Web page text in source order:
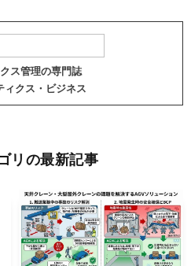
ス管理の専門誌
ィクス・ビジネス
リの最新記事